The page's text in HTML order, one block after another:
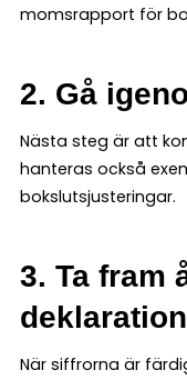
momsrapport för
2. Gå
Nästa steg är att
hanteras också
bokslutsjusteringar.
3. Ta fram
deklaration
När siffrorna är